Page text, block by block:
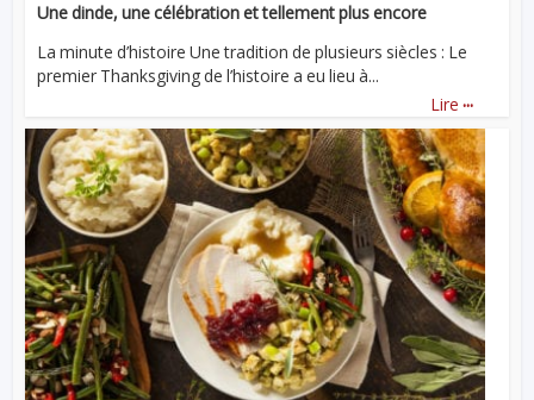
Une dinde, une célébration et tellement plus encore
La minute d’histoire Une tradition de plusieurs siècles : Le
premier Thanksgiving de l’histoire a eu lieu à...
Lire ...